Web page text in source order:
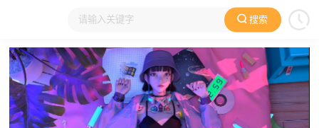
搜索
大家在看 日本动漫 国产动漫 欧美动漫 动漫电影